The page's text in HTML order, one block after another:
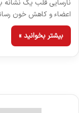
نارسایی قلب یک نشانه
اعضاء و کاهش خون
بیشتر بخوانید »